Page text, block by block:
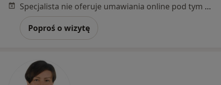
Specjalista nie oferuje umawiania online pod tym adresem.
Poproś o wizytę